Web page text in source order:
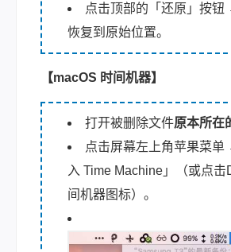
点击顶部的「还原」按
恢复到原始位置。
【macOS 时间机器】
打开被删除文件原本所在
点击屏幕左上角苹果菜
入 Time Machine」（或点
间机器图标）。